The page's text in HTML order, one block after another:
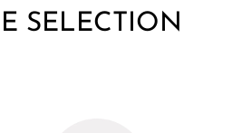
SELECTION